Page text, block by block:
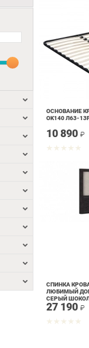
ОСНОВАНИЕ
OK140 Л63-
10 890 ₽
СПИНКА
ЛЮБИМЫЙ ДОМ
СЕРЫЙ
27 190 ₽